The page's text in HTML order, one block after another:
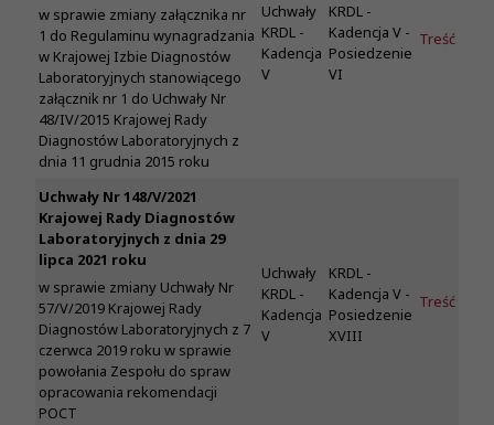
w sprawie zmiany załącznika nr
1 do Regulaminu wynagradzania
w Krajowej Izbie Diagnostów
Laboratoryjnych stanowiącego
załącznik nr 1 do Uchwały Nr
48/IV/2015 Krajowej Rady
Diagnostów Laboratoryjnych z
dnia 11 grudnia 2015 roku
Uchwały
KRDL -
Kadencja
V
KRDL -
Kadencja V -
Posiedzenie
VI
Treść
Uchwały Nr 148/V/2021
Krajowej Rady Diagnostów
Laboratoryjnych z dnia 29
lipca 2021 roku
w sprawie zmiany Uchwały Nr
57/V/2019 Krajowej Rady
Diagnostów Laboratoryjnych z 7
czerwca 2019 roku w sprawie
powołania Zespołu do spraw
opracowania rekomendacji
POCT
Uchwały
KRDL -
Kadencja
V
KRDL -
Kadencja V -
Posiedzenie
XVIII
Treść